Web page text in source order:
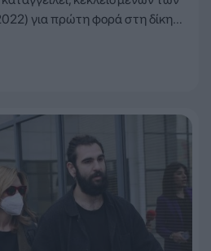
για πρώτη φορά στη δίκη…